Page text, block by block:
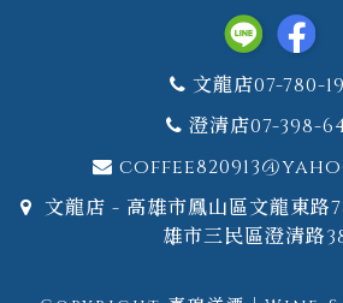
文龍店07-780-
澄清店07-398-
文龍店 - 高雄市鳳山區文龍東路
雄市三民區澄清路